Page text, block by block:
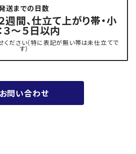
用袋帯
物
送までの日数
週間、仕立て上がり帯・小
３～５日以内
ください（特に表記が無い帯は未仕立てで
す）
お問い合わせ